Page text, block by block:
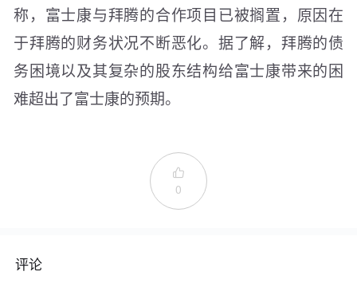
称，富士康与拜腾的合作项目已被搁置，原因在
于拜腾的财务状况不断恶化。据了解，拜腾的债
务困境以及其复杂的股东结构给富士康带来的困
难超出了富士康的预期。

0
评论